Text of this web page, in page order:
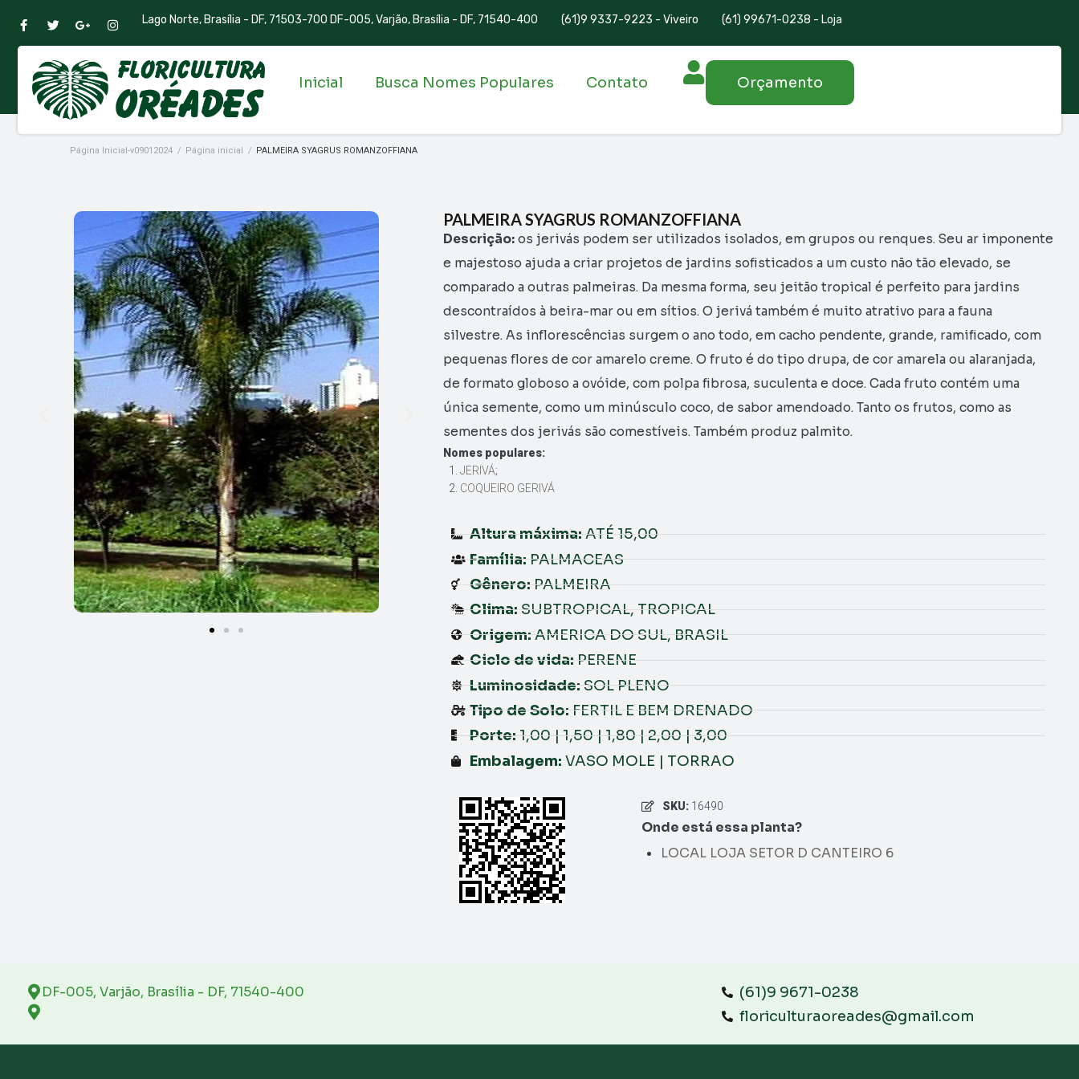
Lago Norte, Brasília - DF, 71503-700 DF-005, Varjão, Brasília - DF, 71540-400 (61)9 9337-9223 - Viveiro (61) 99671-0238 - Loja
Inicial Busca Nomes Populares Contato Orçamento
Página Inicial-v09012024 / Página inicial / PALMEIRA SYAGRUS ROMANZOFFIANA
PALMEIRA SYAGRUS ROMANZOFFIANA
Descrição: os jerivás podem ser utilizados isolados, em grupos ou renques. Seu ar imponente
e majestoso ajuda a criar projetos de jardins sofisticados a um custo não tão elevado, se
comparado a outras palmeiras. Da mesma forma, seu jeitão tropical é perfeito para jardins
descontraídos à beira-mar ou em sítios. O jerivá também é muito atrativo para a fauna
silvestre. As inflorescências surgem o ano todo, em cacho pendente, grande, ramificado, com
pequenas flores de cor amarelo creme. O fruto é do tipo drupa, de cor amarela ou alaranjada,
de formato globoso a ovóide, com polpa fibrosa, suculenta e doce. Cada fruto contém uma
única semente, como um minúsculo coco, de sabor amendoado. Tanto os frutos, como as
sementes dos jerivás são comestíveis. Também produz palmito.
Nomes populares:
JERIVÁ;
COQUEIRO GERIVÁ
Altura máxima: ATÉ 15,00
Família: PALMACEAS
Gênero: PALMEIRA
Clima: SUBTROPICAL, TROPICAL
Origem: AMERICA DO SUL, BRASIL
Ciclo de vida: PERENE
Luminosidade: SOL PLENO
Tipo de Solo: FERTIL E BEM DRENADO
Porte: 1,00 | 1,50 | 1,80 | 2,00 | 3,00
Embalagem: VASO MOLE | TORRAO
SKU: 16490
Onde está essa planta?
LOCAL LOJA SETOR D CANTEIRO 6
DF-005, Varjão, Brasília - DF, 71540-400
(61)9 9671-0238
floriculturaoreades@gmail.com